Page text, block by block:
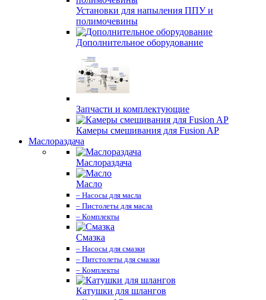
Установки для напыления ППУ и
полимочевины
Дополнительное оборудование
Запчасти и комплектующие
Камеры смешивания для Fusion AP
Маслораздача
Маслораздача
Масло
– Насосы для масла
– Пистолеты для масла
– Комплекты
Смазка
– Насосы для смазки
– Питстолеты для смазки
– Комплекты
Катушки для шлангов